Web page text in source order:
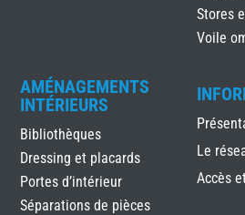
Stores
Voile
AMÉNAGEMENTS
INTÉRIEURS
Bibliothèques
Dressing et placards
Portes d’intérieur
Séparations de pièces
Le
Accès